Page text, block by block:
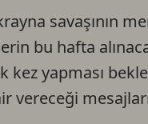
savaşının
bu hafta
kez yapması
vereceği